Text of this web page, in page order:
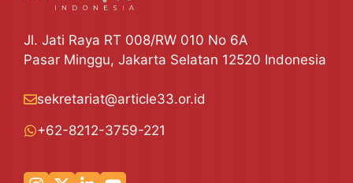
Jl. Jati Raya RT 008/RW 010 No 6A
Pasar Minggu, Jakarta Selatan 12520 Indonesia
sekretariat@article33.or.id
+62-8212-3759-221